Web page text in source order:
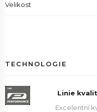
Velikost
TECHNOLOGIE
Linie
Excelentní